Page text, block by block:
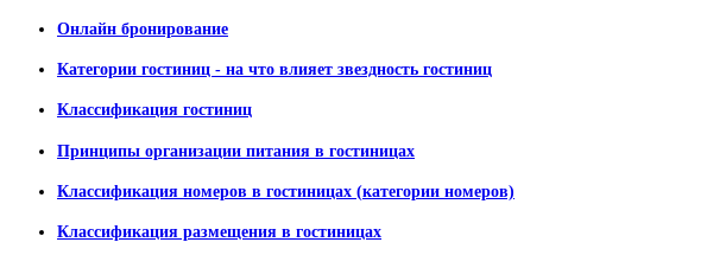
Онлайн бронирование
Категории гостиниц - на что влияет звездность гостиниц
Классификация гостиниц
Принципы организации питания в гостиницах
Классификация номеров в гостиницах (категории номеров)
Классификация размещения в гостиницах